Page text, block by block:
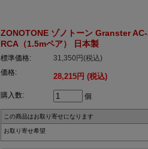
ZONOTONE ゾノトーン Granster
RCA（1.5mペア） 日本製
標準価格:
31,350円(税込)
価格:
28,215円 (税込)
購入数: 個
この商品はお取り寄せになります
お取り寄せ希望